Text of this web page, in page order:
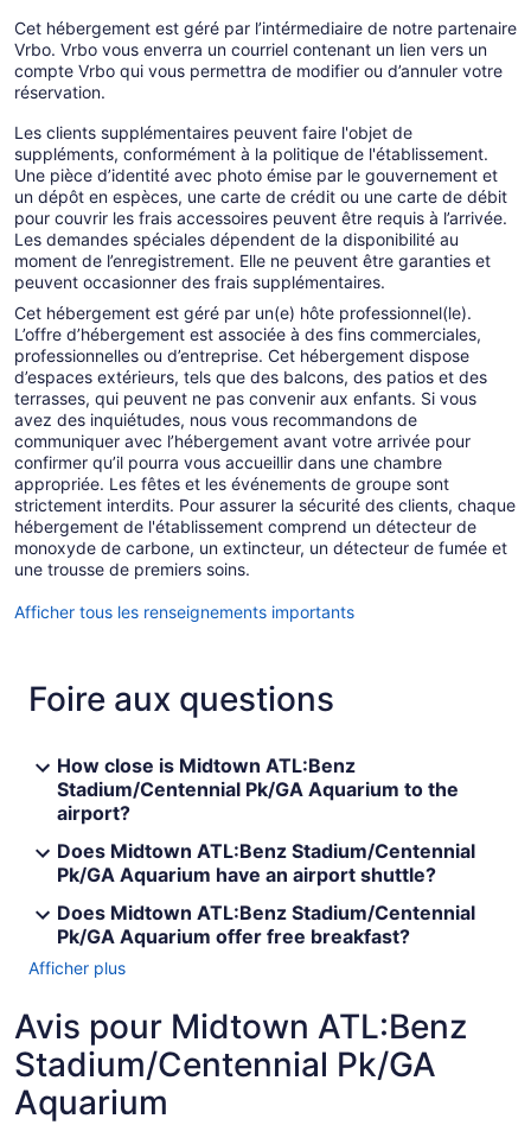
Cet hébergement est géré par l’intérmediaire de notre partenaire
Vrbo. Vrbo vous enverra un courriel contenant un lien vers un
compte Vrbo qui vous permettra de modifier ou d’annuler votre
réservation.
Les clients supplémentaires peuvent faire l'objet de
suppléments, conformément à la politique de l'établissement.
Une pièce d’identité avec photo émise par le gouvernement et
un dépôt en espèces, une carte de crédit ou une carte de débit
pour couvrir les frais accessoires peuvent être requis à l’arrivée.
Les demandes spéciales dépendent de la disponibilité au
moment de l’enregistrement. Elle ne peuvent être garanties et
peuvent occasionner des frais supplémentaires.
Cet hébergement est géré par un(e) hôte professionnel(le).
L’offre d’hébergement est associée à des fins commerciales,
professionnelles ou d’entreprise. Cet hébergement dispose
d’espaces extérieurs, tels que des balcons, des patios et des
terrasses, qui peuvent ne pas convenir aux enfants. Si vous
avez des inquiétudes, nous vous recommandons de
communiquer avec l’hébergement avant votre arrivée pour
confirmer qu’il pourra vous accueillir dans une chambre
appropriée. Les fêtes et les événements de groupe sont
strictement interdits. Pour assurer la sécurité des clients, chaque
hébergement de l'établissement comprend un détecteur de
monoxyde de carbone, un extincteur, un détecteur de fumée et
une trousse de premiers soins.
Afficher tous les renseignements importants
Foire aux questions
How close is Midtown ATL:Benz
Stadium/Centennial Pk/GA Aquarium to the
airport?
Does Midtown ATL:Benz Stadium/Centennial
Pk/GA Aquarium have an airport shuttle?
Does Midtown ATL:Benz Stadium/Centennial
Pk/GA Aquarium offer free breakfast?
Afficher plus
Avis pour Midtown ATL:Benz
Stadium/Centennial Pk/GA
Aquarium